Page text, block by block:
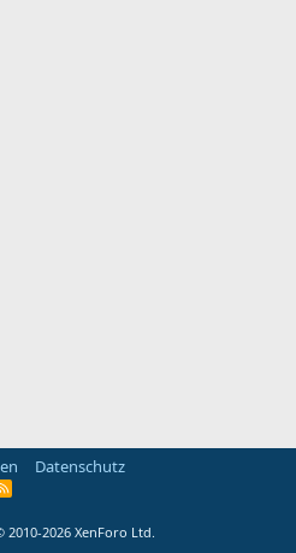
Datenschutz
R
2010-2026 XenForo Ltd.